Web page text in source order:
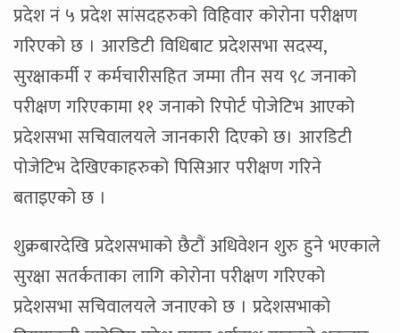
प्रदेश नं ५ प्रदेश सांसदहरुको विहिवार कोरोना परीक्षण
गरिएको छ । आरडिटी विधिबाट प्रदेशसभा सदस्य,
सुरक्षाकर्मी र कर्मचारीसहित जम्मा तीन सय ९८ जनाको
परीक्षण गरिएकामा ११ जनाको रिपोर्ट पोजेटिभ आएको
प्रदेशसभा सचिवालयले जानकारी दिएको छ। आरडिटी
पोजेटिभ देखिएकाहरुको पिसिआर परीक्षण गरिने
बताइएको छ ।
शुक्रबारदेखि प्रदेशसभाको छैटौं अधिवेशन शुरु हुने भएकाले
सुरक्षा सतर्कताका लागि कोरोना परीक्षण गरिएको
प्रदेशसभा सचिवालयले जनाएको छ । प्रदेशसभाको